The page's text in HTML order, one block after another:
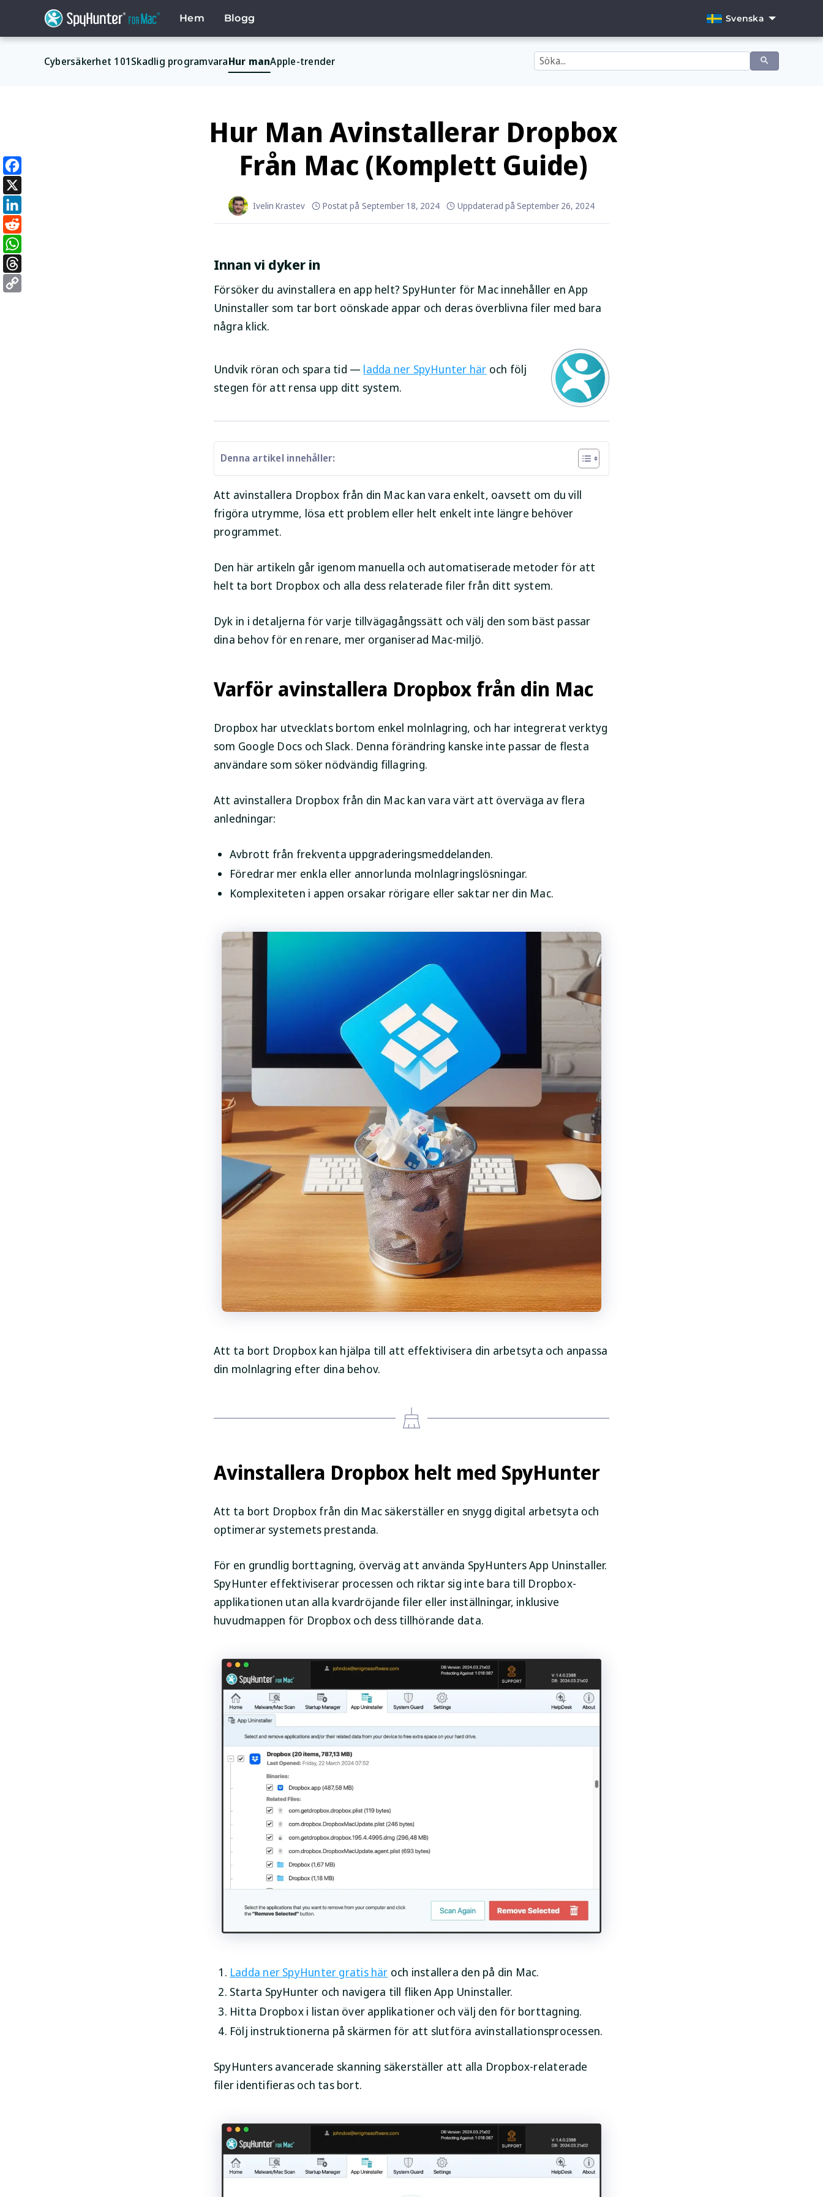
Hem Blogg
Svenska
English
Cybersäkerhet 101Skadlig programvaraHur manApple-trender
Hur Man Avinstallerar Dropbox
Från Mac (Komplett Guide)
Ivelin Krastev Postat på September 18, 2024 Uppdaterad på September 26, 2024
Innan vi dyker in
Försöker du avinstallera en app helt? SpyHunter för Mac innehåller en App
Uninstaller som tar bort oönskade appar och deras överblivna filer med bara
några klick.
Undvik röran och spara tid — ladda ner SpyHunter här och följ
stegen för att rensa upp ditt system.
Denna artikel innehåller:
Att avinstallera Dropbox från din Mac kan vara enkelt, oavsett om du vill
frigöra utrymme, lösa ett problem eller helt enkelt inte längre behöver
programmet.
Den här artikeln går igenom manuella och automatiserade metoder för att
helt ta bort Dropbox och alla dess relaterade filer från ditt system.
Dyk in i detaljerna för varje tillvägagångssätt och välj den som bäst passar
dina behov för en renare, mer organiserad Mac-miljö.
Varför avinstallera Dropbox från din Mac
Dropbox har utvecklats bortom enkel molnlagring, och har integrerat verktyg
som Google Docs och Slack. Denna förändring kanske inte passar de flesta
användare som söker nödvändig fillagring.
Att avinstallera Dropbox från din Mac kan vara värt att överväga av flera
anledningar:
Avbrott från frekventa uppgraderingsmeddelanden.
Föredrar mer enkla eller annorlunda molnlagringslösningar.
Komplexiteten i appen orsakar rörigare eller saktar ner din Mac.
Att ta bort Dropbox kan hjälpa till att effektivisera din arbetsyta och anpassa
din molnlagring efter dina behov.
Avinstallera Dropbox helt med SpyHunter
Att ta bort Dropbox från din Mac säkerställer en snygg digital arbetsyta och
optimerar systemets prestanda.
För en grundlig borttagning, överväg att använda SpyHunters App Uninstaller.
SpyHunter effektiviserar processen och riktar sig inte bara till Dropbox-
applikationen utan alla kvardröjande filer eller inställningar, inklusive
huvudmappen för Dropbox och dess tillhörande data.
Ladda ner SpyHunter gratis här och installera den på din Mac.
Starta SpyHunter och navigera till fliken App Uninstaller.
Hitta Dropbox i listan över applikationer och välj den för borttagning.
Följ instruktionerna på skärmen för att slutföra avinstallationsprocessen.
SpyHunters avancerade skanning säkerställer att alla Dropbox-relaterade
filer identifieras och tas bort.
Facebook
X
LinkedIn
Reddit
WhatsApp
Threads